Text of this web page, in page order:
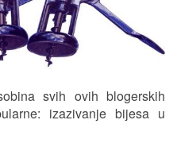
svih ovih blogerskih
izazivanje bijesa u